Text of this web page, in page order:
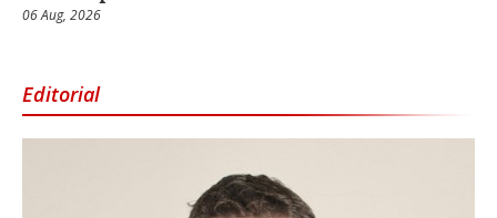
06 Aug, 2026
Editorial